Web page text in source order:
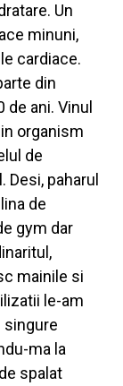
Un
minuni,
cardiace.
din
ani. Vinul
organism
de
paharul
de
gym dar
mainile si
le-am
singure
ma la
spalat